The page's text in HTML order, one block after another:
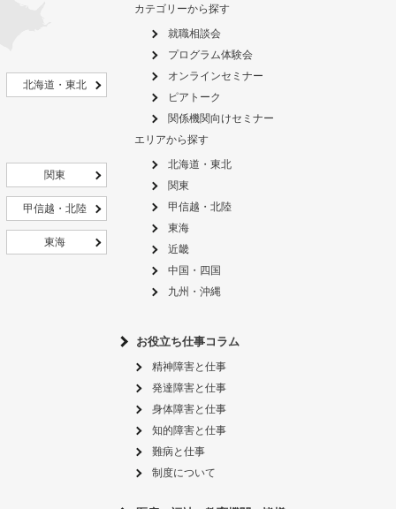
北海道・東北
関東
甲信越・北陸
東海
カテゴリーから探す
就職相談会
プログラム体験会
オンラインセミナー
ピアトーク
関係機関向けセミナー
エリアから探す
北海道・東北
関東
甲信越・北陸
東海
近畿
中国・四国
九州・沖縄
お役立ち仕事コラム
精神障害と仕事
発達障害と仕事
身体障害と仕事
知的障害と仕事
難病と仕事
制度について